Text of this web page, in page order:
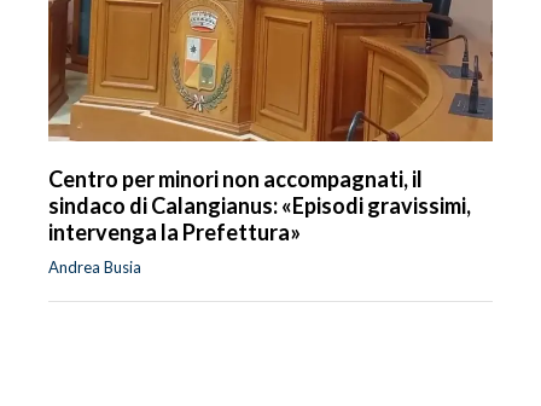
Centro per minori non accompagnati, il
sindaco di Calangianus: «Episodi gravissimi,
intervenga la Prefettura»
Andrea Busia